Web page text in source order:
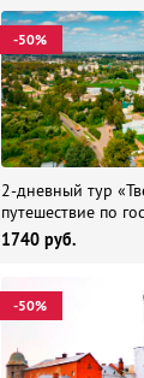
-50%
2-дневный тур
путешествие по
1740 руб.
-50%